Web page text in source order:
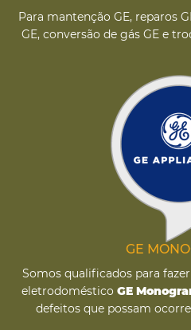
Para mantenção GE, reparos
GE, conversão de gás GE e
GE
Somos qualificados para
eletrodoméstico GE
defeitos que possam